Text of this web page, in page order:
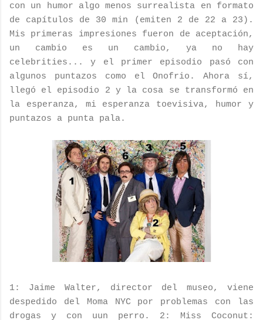
con un humor algo menos surrealista en formato
de capítulos de 30min (emiten 2 de 22 a 23).
Mis primeras impresiones fueron de aceptación,
un cambio es un cambio, ya no hay
celebrities ... y el primer episodio pasó con
algunos puntazos como elOnofrio . Ahora sí,
llegó el episodio 2 y la cosa se transformó en
la esperanza, mi esperanza toevisiva, humor y
puntazos a punta pala.
1: Jaime Walter, director del museo, viene
despedido del Moma NYC por problemas con las
drogas y con uun perro. 2: Miss Coconut :